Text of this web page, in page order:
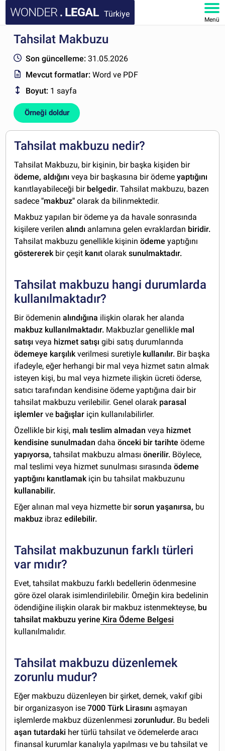
Türkiye
Menü
ANA SAYFA
BELGELER
SSS
HESABIM
Tahsilat Makbuzu
Son güncelleme: 31.05.2026
Mevcut formatlar:Word ve PDF
Boyut: 1 sayfa
Örneği doldur
Tahsilat makbuzu nedir?
Tahsilat Makbuzu, bir kişinin, bir başka kişiden bir
ödeme, aldığını veya bir başkasına bir ödemeyaptığını
kanıtlayabileceği bir belgedir.Tahsilat makbuzu, bazen
sadece"makbuz" olarak da bilinmektedir.
Makbuz yapılan bir ödeme ya da havale sonrasında
kişilere verilenalındı anlamına gelen evraklardan biridir.
Tahsilat makbuzu genellikle kişininödeme yaptığını
göstererekbir çeşit kanıt olaraksunulmaktadır.
Tahsilat makbuzu hangi durumlarda
kullanılmaktadır?
Bir ödemeninalındığına ilişkin olarak her alanda
makbuz kullanılmaktadır. Makbuzlar genellikle mal
satışı veya hizmet satışı gibi satış durumlarında
ödemeye karşılıkverilmesi suretiyle kullanılır. Bir başka
ifadeyle, eğer herhangi bir mal veya hizmet satın almak
isteyen kişi, bu mal veya hizmete ilişkin ücreti öderse,
satıcı tarafından kendisine ödeme yaptığına dair bir
tahsilat makbuzu verilebilir. Genel olarak parasal
işlemler ve bağışlar için kullanılabilirler.
Özellikle bir kişi, malı teslim almadan veya hizmet
kendisine sunulmadan dahaönceki bir tarihte ödeme
yapıyorsa, tahsilat makbuzu almasıönerilir. Böylece,
mal teslimi veya hizmet sunulması sırasındaödeme
yaptığını kanıtlamakiçin bu tahsilat makbuzunu
kullanabilir.
Eğer alınan mal veya hizmette birsorun yaşanırsa, bu
makbuz ibrazedilebilir.
Tahsilat makbuzunun farklı türleri
var mıdır?
Evet, tahsilat makbuzu farklı bedellerin ödenmesine
göre özel olarak isimlendirilebilir. Örneğin kira bedelinin
ödendiğine ilişkin olarak bir makbuz istenmekteyse, bu
tahsilat makbuzu yerine Kira Ödeme Belgesi
kullanılmalıdır.
Tahsilat makbuzu düzenlemek
zorunlu mudur?
Eğer makbuzu düzenleyen bir şirket, dernek, vakıf gibi
bir organizasyon ise7000 Türk Lirasını aşmayan
işlemlerde makbuz düzenlenmesizorunludur. Bu bedeli
aşan tutardaki her türlü tahsilat ve ödemelerde aracı
finansal kurumlar kanalıyla yapılması ve bu tahsilat ve